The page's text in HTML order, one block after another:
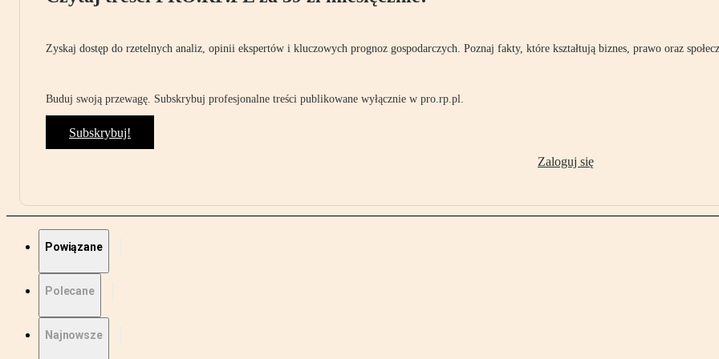
Zyskaj dostęp do rzetelnych analiz, opinii ekspertów i kluczowych prognoz gospodarczych. Poznaj fakty, które kształtują biznes, prawo oraz
Buduj swoją przewagę. Subskrybuj profesjonalne treści publikowane wyłącznie w pro.rp.pl.
Subskrybuj!
Zaloguj się
Powiązane
Polecane
Najnowsze